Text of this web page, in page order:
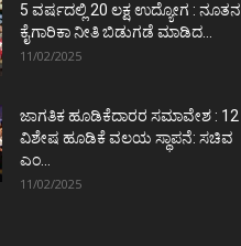
5 ವರ್ಷದಲ್ಲಿ 20 ಲಕ್ಷ ಉದ್ಯೋಗ : ನೂತನ
ಕೈಗಾರಿಕಾ ನೀತಿ ಬಿಡುಗಡೆ ಮಾಡಿದ...
11/02/2025
ಜಾಗತಿಕ ಹೂಡಿಕೆದಾರರ ಸಮಾವೇಶ : 12
ವಿಶೇಷ ಹೂಡಿಕೆ ವಲಯ ಸ್ಥಾಪನೆ: ಸಚಿವ
ಎಂ...
11/02/2025